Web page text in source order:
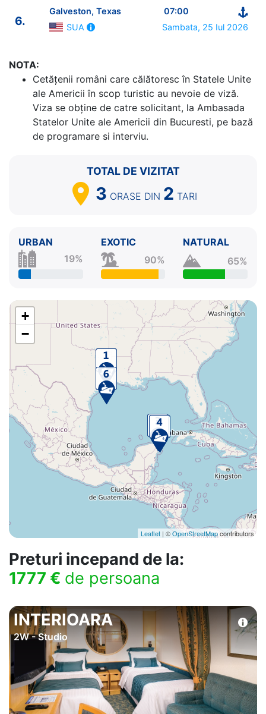
----------------------------------------
1. Galveston, Texas
⚓ - 15:00
Zi de navigare
4. Cozumel
5.
Zi de navigare pe Mare 0:00 - 0:00
Galveston, Texas SUA 07:00 - ⚓
6.
Galveston, Texas
07:00
SUA
Sambata, 25 Iul 2026
NOTA:
Cetăţenii români care călătoresc în Statele Unite
ale Americii în scop turistic au nevoie de viză.
Viza se obține de catre solicitant, la Ambasada
Statelor Unite ale Americii din Bucuresti, pe bază
de programare si interviu.
TOTAL DE VIZITAT
3 ORASE DIN 2 TARI
URBAN
19%
EXOTIC
90%
NATURAL
65%
+
−
Leaflet | ©OpenStreetMapcontributors
Preturi incepand de la:
1777 € de persoana
INTERIOARA
2W - Studio